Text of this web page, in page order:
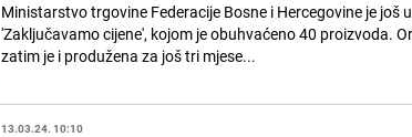
Ministarstvo trgovine Federacije Bosne i Hercegovine je još
'Zaključavamo cijene', kojom je obuhvaćeno 40 proizvoda.
zatim je i produžena za još tri mjese...
13.03.24. 10:10